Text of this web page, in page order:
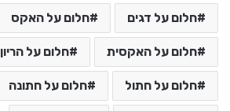
חלום על דגים חלום על האקס
חלום על האקסית חלום על הריון
חלום על חתול חלום על חתונה